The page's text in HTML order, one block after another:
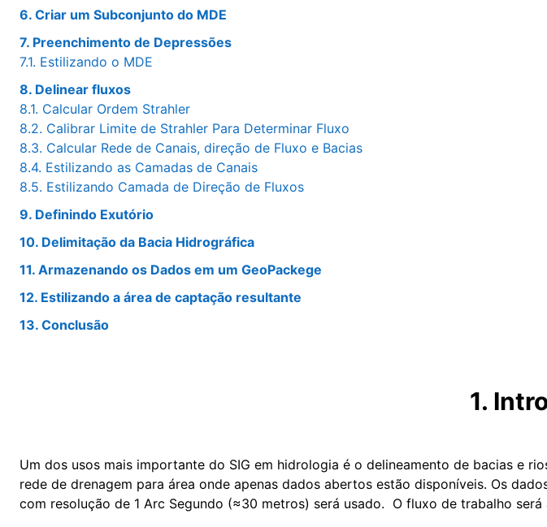
6. Criar um Subconjunto do MDE
7. Preenchimento de Depressões
7.1. Estilizando o MDE
8. Delinear fluxos
8.1. Calcular Ordem Strahler
8.2. Calibrar Limite de Strahler Para Determinar Fluxo
8.3. Calcular Rede de Canais, direção de Fluxo e Bacias
8.4. Estilizando as Camadas de Canais
8.5. Estilizando Camada de Direção de Fluxos
9. Definindo Exutório
10. Delimitação da Bacia Hidrográfica
11. Armazenando os Dados em um GeoPackege
12. Estilizando a área de captação resultante
13. Conclusão
1.
Um dos usos mais importante do SIG em hidrologia é o delineamento de bacias e
rede de drenagem para área onde apenas dados abertos estão disponíveis. Os
com resolução de 1 Arc Segundo (≈30 metros) será usado. O fluxo de trabalho